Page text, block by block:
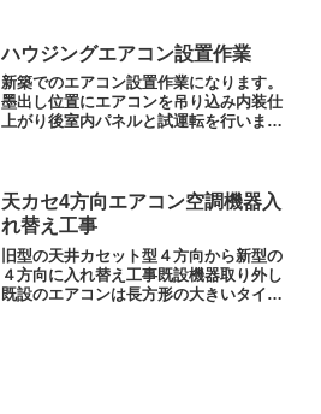
ハウジングエアコン設置作業
新築でのエアコン設置作業になります。
墨出し位置にエアコンを吊り込み内装仕
上がり後室内パネルと試運転を行いま
天カセ4方向エアコン空調機器入
れ替え工事
旧型の天井カセット型４方向から新型の
４方向に入れ替え工事既設機器取り外し
既設のエアコンは長方形の大きいタイプ